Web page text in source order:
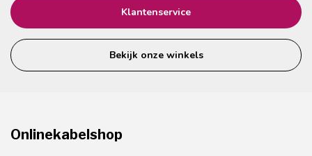
Klantenservice
Bekijk onze winkels
Onlinekabelshop